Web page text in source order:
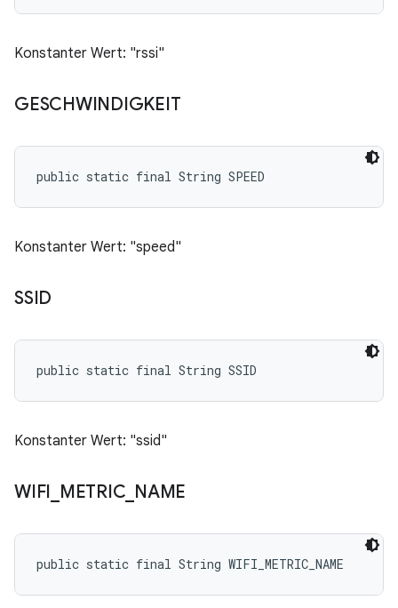
Konstanter Wert: "rssi"
GESCHWINDIGKEIT
public static final String SPEED
Konstanter Wert: "speed"
SSID
public static final String SSID
Konstanter Wert: "ssid"
WIFI METRIC NAME
public static final String WIFI_METRIC_NAME